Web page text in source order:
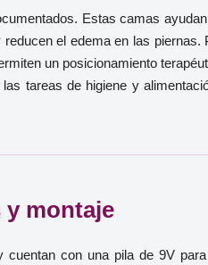
Estas camas
el edema en las
un posicionamiento
tareas de higiene y
y montaje
con una pila de 9V